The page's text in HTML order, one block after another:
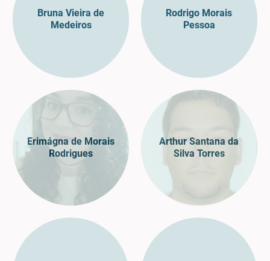
Bruna Vieira de
Medeiros
Rodrigo Morais
Pessoa
Erimágna de Morais
Rodrigues
Arthur Santana da
Silva Torres